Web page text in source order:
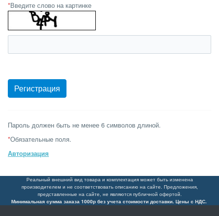
*Введите слово на картинке
Пароль должен быть не менее 6 символов длиной.
*Обязательные поля.
Авторизация
Реальный внешний вид товара и комплектация может быть изменена
производителем и не соответствовать описанию на сайте. Предложения,
представленные на сайте, не являются публичной офертой.
Минимальная сумма заказа 1000р без учета стоимости доставки. Цены с НДС.